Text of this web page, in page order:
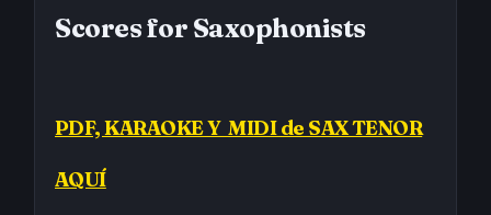
Scores for Saxophonists
PDF, KARAOKE Y MIDI de SAX TENOR
AQUÍ